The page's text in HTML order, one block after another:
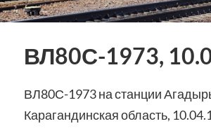
ВЛ80С-1973,
ВЛ80С-1973 на станции
Карагандинская область,